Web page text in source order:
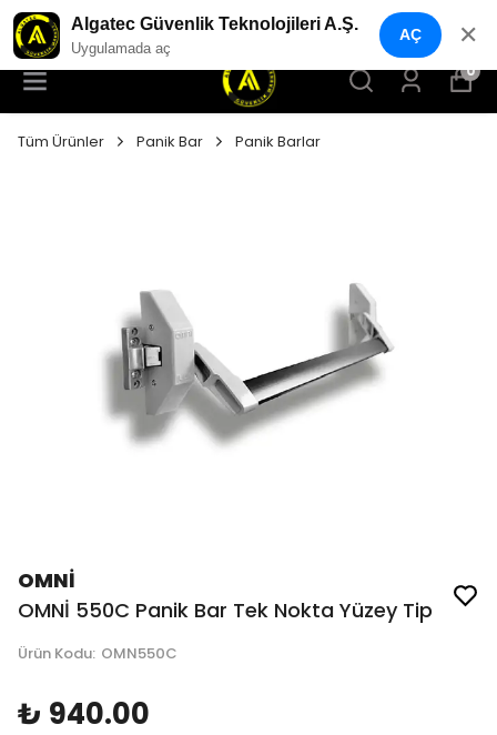
YENI NESIL GÜVENLIK GEÇIŞ SISTEMLERI
0
Tüm Ürünler Panik Bar Panik Barlar
OMNİ
OMNİ 550C Panik Bar Tek Nokta Yüzey Tip
Ürün Kodu: OMN550C
₺ 940.00
Algatec Güvenlik Teknolojileri A.Ş.
Uygulamada aç
AÇ ✕